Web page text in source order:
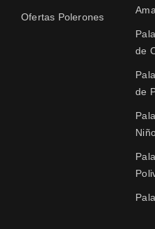
Ofertas Polerones
de
de